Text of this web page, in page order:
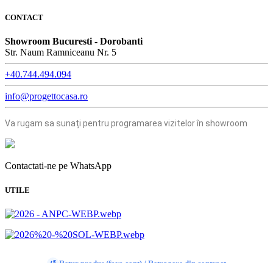
CONTACT
Showroom Bucuresti - Dorobanti
Str. Naum Ramniceanu Nr. 5
+40.744.494.094
info@progettocasa.ro
Va rugam sa sunați pentru programarea vizitelor în showroom
Contactati-ne pe WhatsApp
UTILE